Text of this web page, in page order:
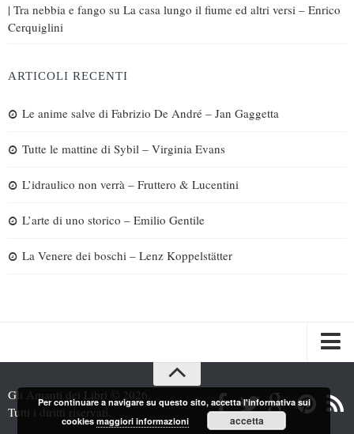
| Tra nebbia e fango su La casa lungo il fiume ed altri versi – Enrico
Cerquiglini
ARTICOLI RECENTI
Le anime salve di Fabrizio De André – Jan Gaggetta
Tutte le mattine di Sybil – Virginia Evans
L’idraulico non verrà – Fruttero & Lucentini
L’arte di uno storico – Emilio Gentile
La Venere dei boschi – Lenz Koppelstätter
Recensioni
Gli Amanti dei Libri © 2026.
Tutti i diritti riservati.
Per continuare a navigare su questo sito, accetta l'informativa sui
cookiesmaggiori informazioni accetta